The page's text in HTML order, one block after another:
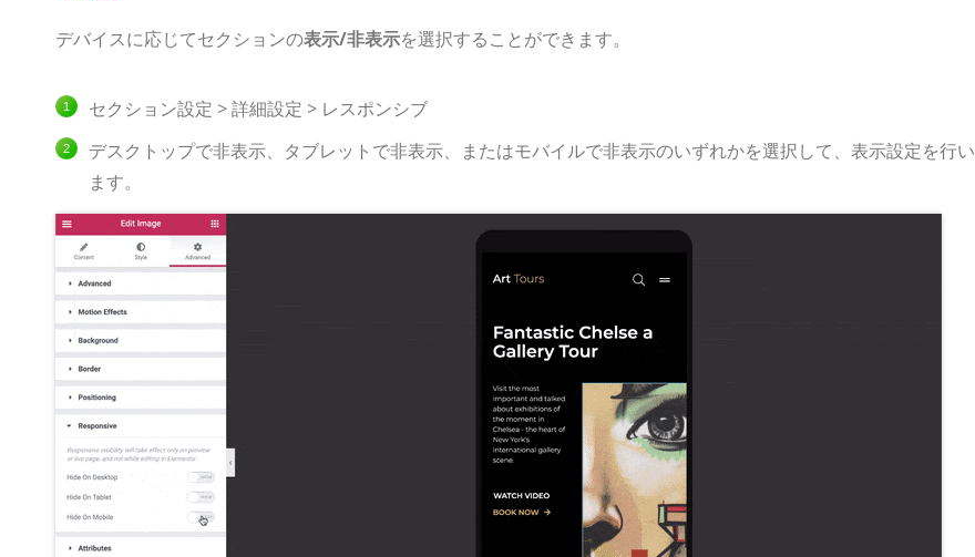
デバイスに応じてセクションの表示/非表示を選択することができます。
セクション設定 > 詳細設定 > レスポンシブ
デスクトップで非表示、タブレットで非表示、またはモバイルで非表示のいずれかを選択して、表示設定を行い
ます。